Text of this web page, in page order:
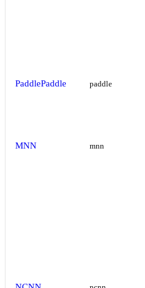
PaddlePaddle paddle
MNN mnn